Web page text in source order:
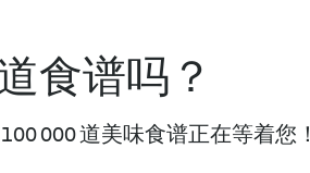
食谱吗？
000 道美味食谱正在等着您！